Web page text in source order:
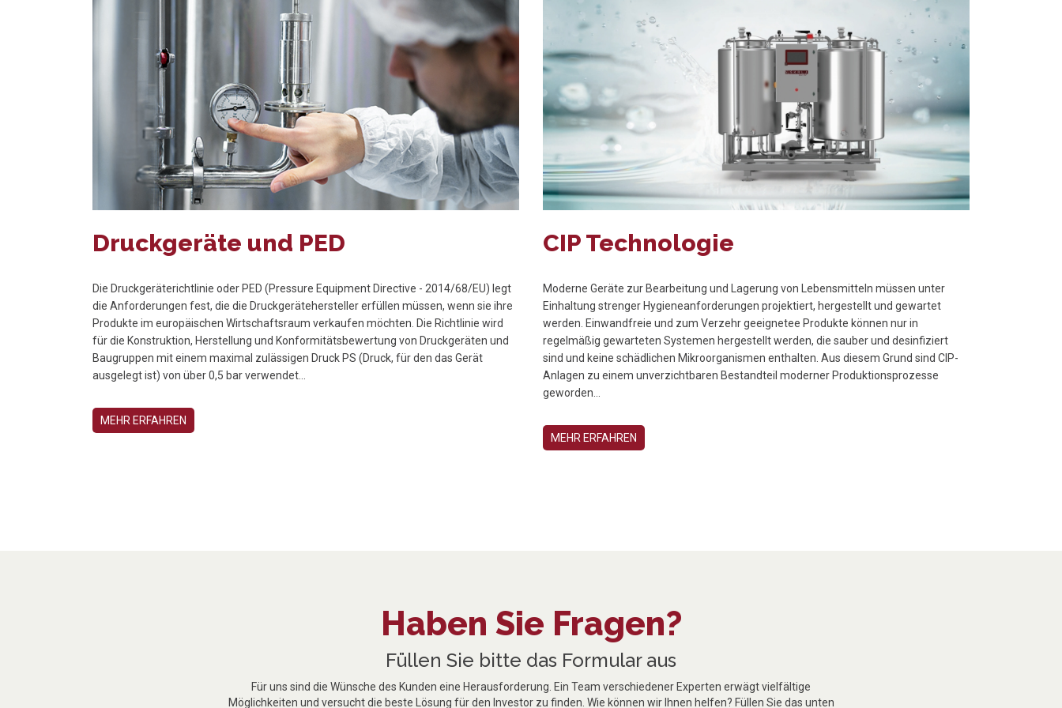
Druckgeräte und PED
Die Druckgeräterichtlinie oder PED (Pressure Equipment Directive - 2014/68/EU) legt
die Anforderungen fest, die die Druckgerätehersteller erfüllen müssen, wenn sie ihre
Produkte im europäischen Wirtschaftsraum verkaufen möchten. Die Richtlinie wird
für die Konstruktion, Herstellung und Konformitätsbewertung von Druckgeräten und
Baugruppen mit einem maximal zulässigen Druck PS (Druck, für den das Gerät
ausgelegt ist) von über 0,5 bar verwendet...
MEHR ERFAHREN
CIP Technologie
Moderne Geräte zur Bearbeitung und Lagerung von Lebensmitteln müssen unter
Einhaltung strenger Hygieneanforderungen projektiert, hergestellt und gewartet
werden. Einwandfreie und zum Verzehr geeignetee Produkte können nur in
regelmäßig gewarteten Systemen hergestellt werden, die sauber und desinfiziert
sind und keine schädlichen Mikroorganismen enthalten. Aus diesem Grund sind CIP-
Anlagen zu einem unverzichtbaren Bestandteil moderner Produktionsprozesse
geworden...
MEHR ERFAHREN
Haben Sie Fragen?
Füllen Sie bitte das Formular aus
Für uns sind die Wünsche des Kunden eine Herausforderung. Ein Team verschiedener Experten erwägt vielfältige
Möglichkeiten und versucht die beste Lösung für den Investor zu finden. Wie können wir Ihnen helfen? Füllen Sie das unten